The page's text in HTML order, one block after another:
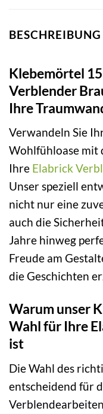
BESCHREIBUNG
Klebemörtel
Verblender
Ihre
Verwandeln Sie
Wohlfühloase mit
Ihre Elabrick
Unser speziell
nicht nur eine
auch die
Jahre hinweg
Freude am
die Geschichten
Warum unser
Wahl für Ihre
ist
Die Wahl des
entscheidend für